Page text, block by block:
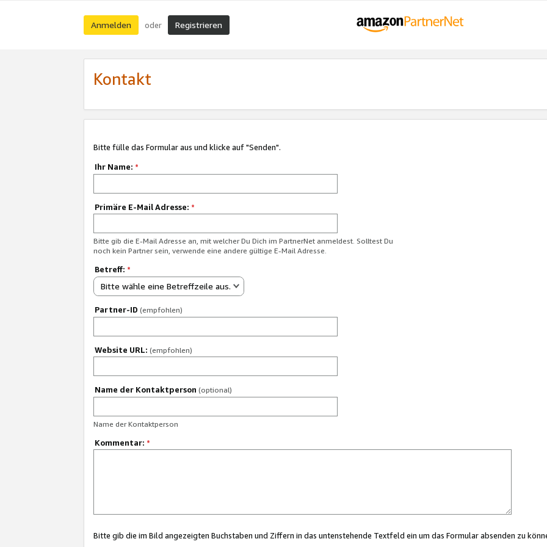
Anmelden oder Registrieren
Kontakt
Bitte fülle das Formular aus und klicke auf "Senden".
Ihr Name: *
Primäre E-Mail Adresse: *
Bitte gib die E-Mail Adresse an, mit welcher Du Dich im PartnerNet anmeldest. Solltest Du
noch kein Partner sein, verwende eine andere gültige E-Mail Adresse.
Betreff: *
Bitte wähle eine Betreffzeile aus.
Partner-ID (empfohlen)
Website URL: (empfohlen)
Name der Kontaktperson (optional)
Name der Kontaktperson
Kommentar: *
Bitte gib die im Bild angezeigten Buchstaben und Ziffern in das untenstehende Textfeld ein um das Formular absenden zu